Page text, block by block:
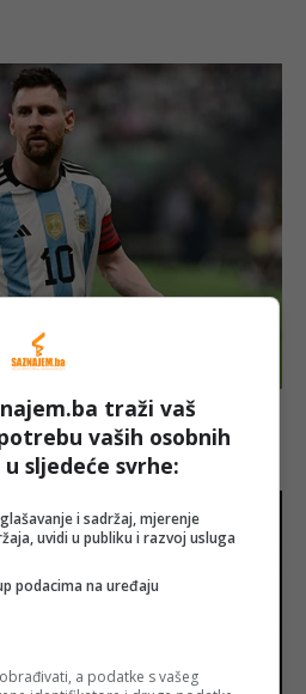
traži vaš
vaših osobnih
sljedeće svrhe:
i sadržaj, mjerenje
uvidi u publiku i razvoj usluga
podacima na uređaju
a podatke s vašeg